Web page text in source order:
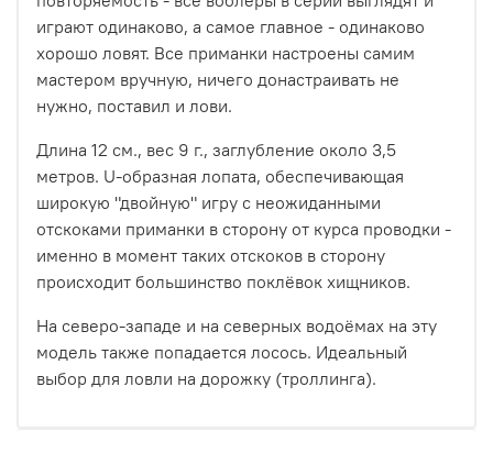
играют одинаково, а самое главное - одинаково
хорошо ловят. Все приманки настроены самим
мастером вручную, ничего донастраивать не
нужно, поставил и лови.
Длина 12 см., вес 9 г., заглубление около 3,5
метров. U-образная лопата, обеспечивающая
широкую "двойную" игру с неожиданными
отскоками приманки в сторону от курса проводки -
именно в момент таких отскоков в сторону
происходит большинство поклёвок хищников.
На северо-западе и на северных водоёмах на эту
модель также попадается лосось. Идеальный
выбор для ловли на дорожку (троллинга).